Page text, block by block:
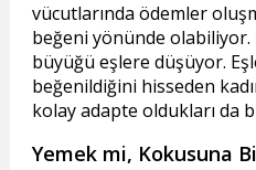
vücutlarında ödemler
beğeni yönünde
büyüğü eşlere düşüyor.
beğenildiğini hisseden
kolay adapte oldukları da
Yemek mi, Kokusuna